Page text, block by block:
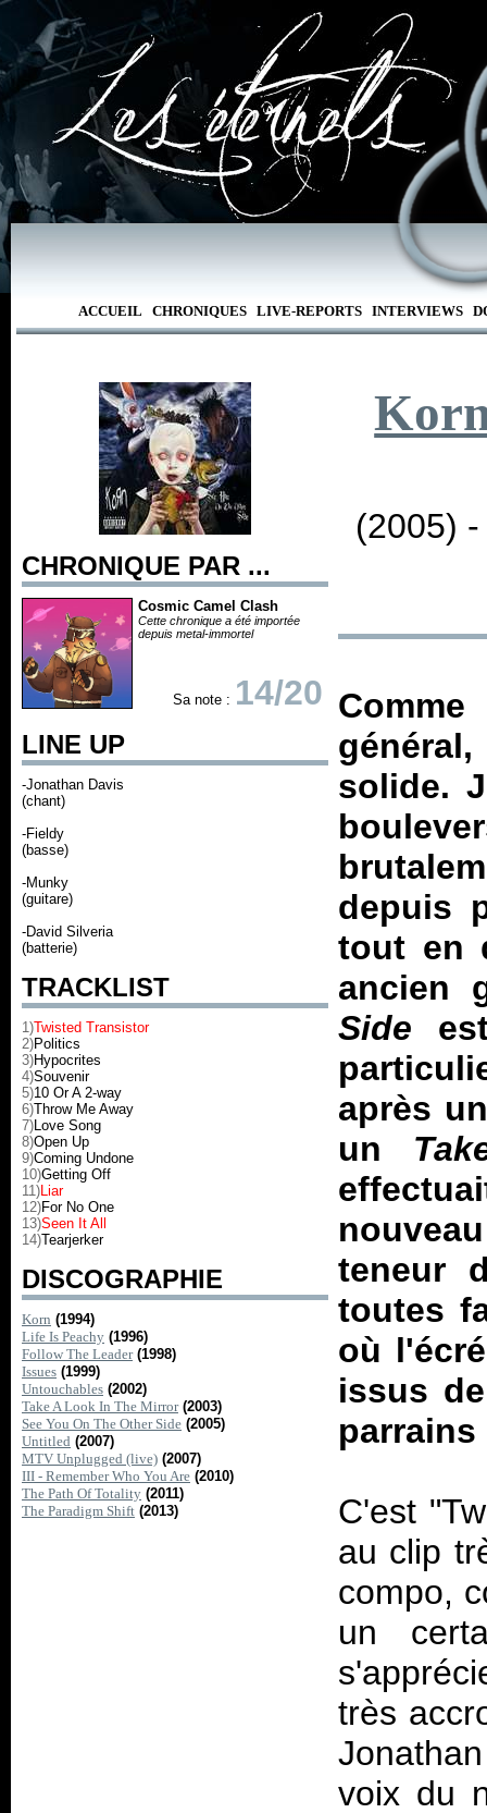
ACCUEIL CHRONIQUES LIVE-REPORTS INTERVIEWS
CHRONIQUE PAR ...
Cosmic Camel Clash
Cette chronique a été importée
depuis metal-immortel
Sa note : 14/20
LINE UP
-Jonathan Davis
(chant)
-Fieldy
(basse)
-Munky
(guitare)
-David Silveria
(batterie)
TRACKLIST
1)Twisted Transistor
2)Politics
3)Hypocrites
4)Souvenir
5)10 Or A 2-way
6)Throw Me Away
7)Love Song
8)Open Up
9)Coming Undone
10)Getting Off
11)Liar
12)For No One
13)Seen It All
14)Tearjerker
DISCOGRAPHIE
Korn (1994)
Life Is Peachy (1996)
Follow The Leader (1998)
Issues (1999)
Untouchables (2002)
Take A Look In The Mirror (2003)
See You On The Other Side (2005)
Untitled (2007)
MTV Unplugged (live) (2007)
III - Remember Who You Are (2010)
The Path Of Totality (2011)
The Paradigm Shift (2013)
(2005)
solide.
depuis
tout en
ancien
Side
après
un
teneur
toutes
où
issus
parrains
C'est
au clip
compo,
un
très
voix du